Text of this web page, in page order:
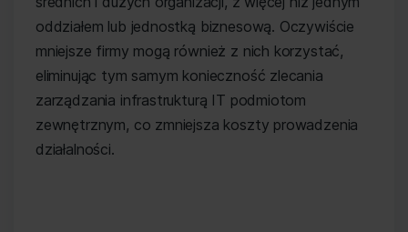
oddziałem lub jednostką biznesową. Oczywiście
mniejsze firmy mogą również z nich korzystać,
eliminując tym samym konieczność zlecania
zarządzania infrastrukturą IT podmiotom
zewnętrznym, co zmniejsza koszty prowadzenia
działalności.